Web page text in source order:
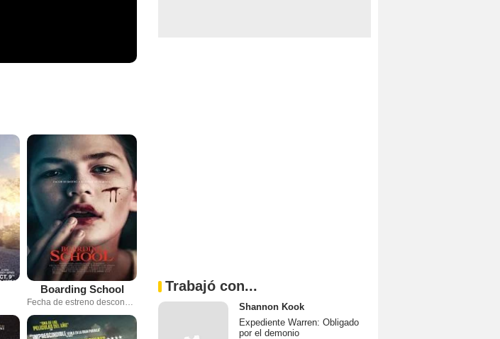
Boarding School Trabajó con...
Shannon Kook
Expediente Warren: Obligado
por el demonio